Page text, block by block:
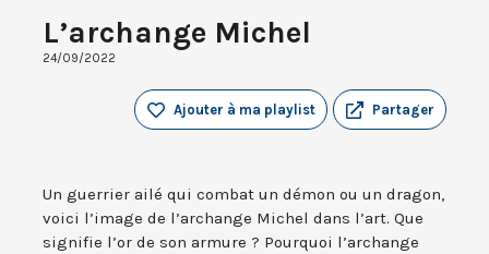
L’archange Michel
24/09/2022
Partager
Ajouter à ma playlist
Un guerrier ailé qui combat un démon ou un dragon,
voici l’image de l’archange Michel dans l’art. Que
signifie l’or de son armure ? Pourquoi l’archange